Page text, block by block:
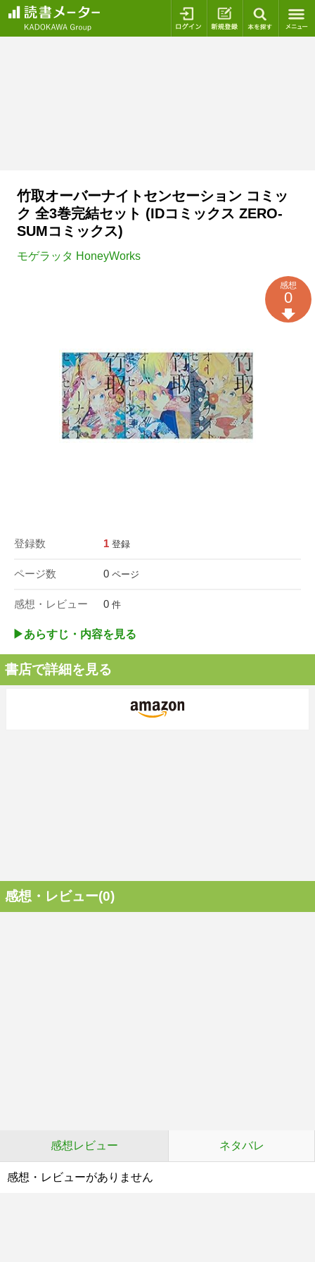
ログイン 新規登録
竹取オーバーナイトセンセーション コミッ
ク 全3巻完結セット (IDコミックス ZERO-
SUMコミックス)
モゲラッタ HoneyWorks
登録数 1 登録
ページ数 0 ページ
感想・レビュー 0 件
感想
0
▶︎あらすじ・内容を見る
書店で詳細を見る
感想・レビュー(0)
感想レビュー ネタバレ
感想・レビューがありません